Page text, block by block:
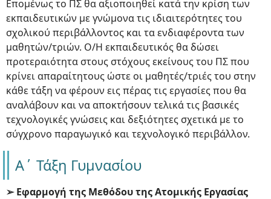
Επομένως το ΠΣ θα αξιοποιηθεί κατά την κρίση των
εκπαιδευτικών με γνώμονα τις ιδιαιτερότητες του
σχολικού περιβάλλοντος και τα ενδιαφέροντα των
μαθητών/τριών. Ο/Η εκπαιδευτικός θα δώσει
προτεραιότητα στους στόχους εκείνους του ΠΣ που
κρίνει απαραίτητους ώστε οι μαθητές/τριές του στην
κάθε τάξη να φέρουν εις πέρας τις εργασίες που θα
αναλάβουν και να αποκτήσουν τελικά τις βασικές
τεχνολογικές γνώσεις και δεξιότητες σχετικά με το
σύγχρονο παραγωγικό και τεχνολογικό περιβάλλον.
A΄ Τάξη Γυμνασίου
➢ Εφαρμογή της Μεθόδου της Ατομικής Εργασίας